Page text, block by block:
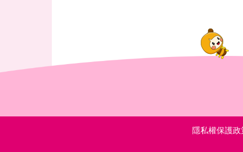
隱私權保護政